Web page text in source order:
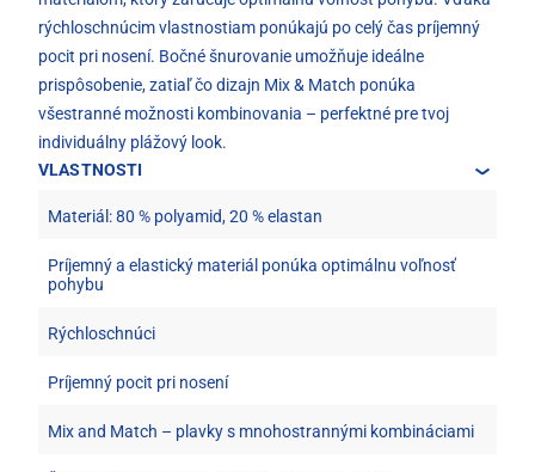
rýchloschnúcim vlastnostiam ponúkajú po celý čas príjemný
pocit pri nosení. Bočné šnurovanie umožňuje ideálne
prispôsobenie, zatiaľ čo dizajn Mix & Match ponúka
všestranné možnosti kombinovania – perfektné pre tvoj
individuálny plážový look.
VLASTNOSTI
Materiál: 80 % polyamid, 20 % elastan
Príjemný a elastický materiál ponúka optimálnu voľnosť
pohybu
Rýchloschnúci
Príjemný pocit pri nosení
Mix and Match – plavky s mnohostrannými kombináciami